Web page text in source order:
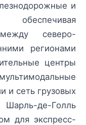
и
обеспечивая
северо-
регионами
центры
и сеть грузовых
де-Голль
для экспресс-